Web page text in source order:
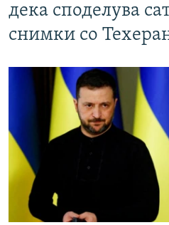
дека споделува
снимки со